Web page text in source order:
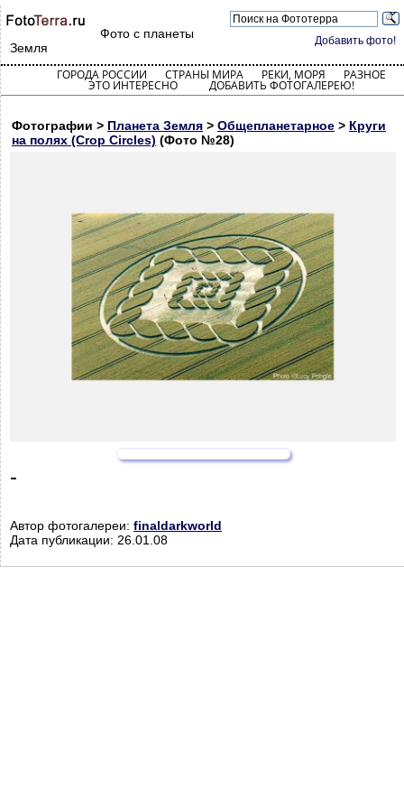
Добавить фото!
Фото с планеты
Земля
ГОРОДА РОССИИ СТРАНЫ МИРА РЕКИ, МОРЯ РАЗНОЕ
ЭТО ИНТЕРЕСНО ДОБАВИТЬ ФОТОГАЛЕРЕЮ!
Фотографии > Планета Земля > Общепланетарное > Круги
на полях (Crop Circles) (Фото №28)
-
Автор фотогалереи: finaldarkworld
Дата публикации: 26.01.08